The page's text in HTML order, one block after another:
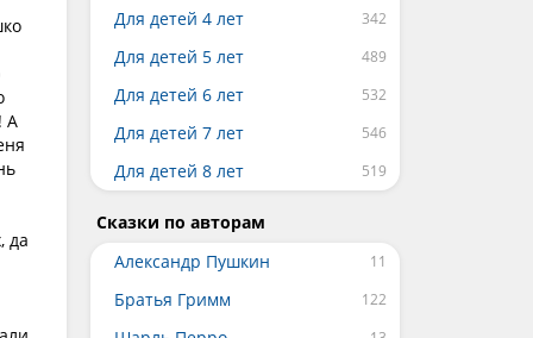
А
да
Для детей 4 лет
Для детей 5 лет
Для детей 6 лет
Для детей 7 лет
Для детей 8 лет
Сказки по авторам
Александр Пушкин
Братья Гримм